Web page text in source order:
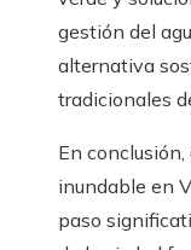
gestión del
alternativa
tradicionales
En
inundable en
paso